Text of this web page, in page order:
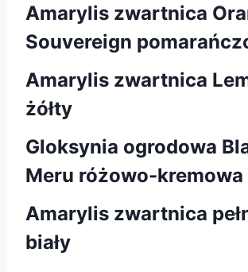
Amarylis zwartnica
Souvereign
Amarylis zwartnica
żółty
Gloksynia ogrodowa
Meru różowo-kremowa
Amarylis zwartnica
biały